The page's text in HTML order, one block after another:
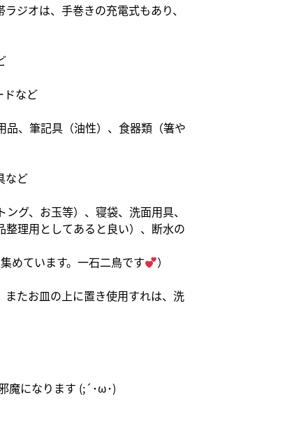
ジオは、手巻きの充電式もあり、
ドなど
、筆記具（油性）、食器類（箸や
など
グ、お玉等）、寝袋、洗面用具、
理用としてあると良い）、断水の
めています。一石二鳥です
）
たお皿の上に置き使用すれは、洗
魔になります (;´･ω･)